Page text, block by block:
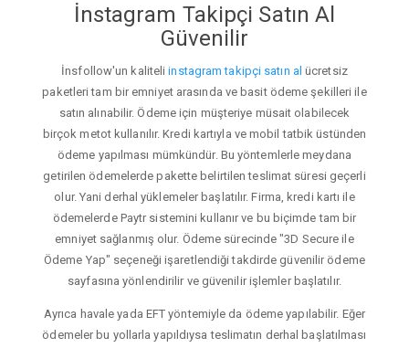
İnstagram Takipçi Satın Al
Güvenilir
İnsfollow'un kaliteliinstagram takipçi satın al ücretsiz
paketleri tam bir emniyet arasında ve basit ödeme şekilleri ile
satın alınabilir. Ödeme için müşteriye müsait olabilecek
birçok metot kullanılır. Kredi kartıyla ve mobil tatbik üstünden
ödeme yapılması mümkündür. Bu yöntemlerle meydana
getirilen ödemelerde pakette belirtilen teslimat süresi geçerli
olur. Yani derhal yüklemeler başlatılır. Firma, kredi kartı ile
ödemelerde Paytr sistemini kullanır ve bu biçimde tam bir
emniyet sağlanmış olur. Ödeme sürecinde "3D Secure ile
Ödeme Yap" seçeneği işaretlendiği takdirde güvenilir ödeme
sayfasına yönlendirilir ve güvenilir işlemler başlatılır.
Ayrıca havale yada EFT yöntemiyle da ödeme yapılabilir. Eğer
ödemeler bu yollarla yapıldıysa teslimatın derhal başlatılması